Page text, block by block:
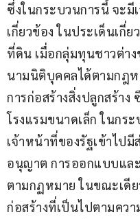
ซึ่งในกระบวนการนี้ จะมี
เกี่ยวข้อง ในประเด็นเกี่
ที่ดิน เมื่อกลุ่มทุนชาวต่า
นามนิติบุคคลได้ตามกฎห
การก่อสร้างสิ่งปลูกสร้า
โรงแรมขนาดเล็ก ในกร
เจ้าหน้าที่ของรัฐเข้าไป
อนุญาต การออกแบบแล
ตามกฏหมาย ในขณะเดี
ก่อสร้างที่เป็นไปตามคว